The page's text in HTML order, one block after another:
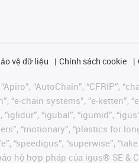
vệ dữ liệu Chính sách cookie
“AutoChain”, “CFRIP”,
“e-chain systems”, “e-ketten”,
“iglidur”, “igubal”, “igumid”,
“motionary”, “plastics for
“speedigus”, “superwise”,
hộ hợp pháp của igus® SE &